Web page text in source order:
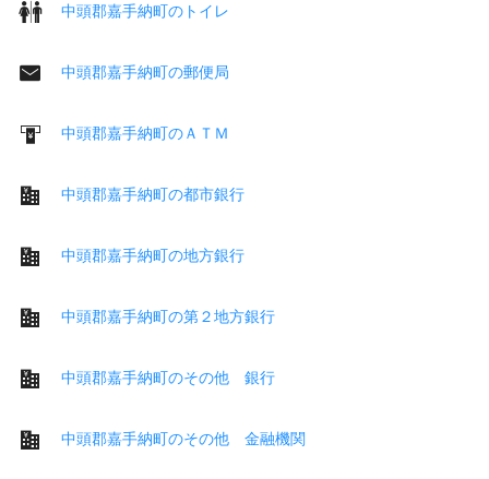
中頭郡嘉手納町のトイレ
中頭郡嘉手納町の郵便局
中頭郡嘉手納町のＡＴＭ
中頭郡嘉手納町の都市銀行
中頭郡嘉手納町の地方銀行
中頭郡嘉手納町の第２地方銀行
中頭郡嘉手納町のその他 銀行
中頭郡嘉手納町のその他 金融機関